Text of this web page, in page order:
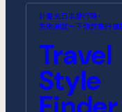
MIMARU
MIMARU
MIMARU東京
MIMARU東京 上
MIMARU東京 上
MIMARU SUITES
CENTRAL
MIMARU京都
MIMARU京都 四
MIMARU京都 西
MIMARU
MIMARU大阪 難
ANNEX (將於
MIMARU大阪 心
MIMARU大阪 難
MIMARU大阪 難
計畫去日本旅行時，
先來測試一下你的旅行風
Travel
Style